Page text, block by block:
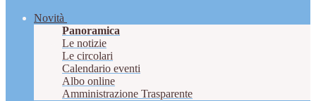
Novità
Panoramica
Le notizie
Le circolari
Calendario eventi
Albo online
Amministrazione Trasparente